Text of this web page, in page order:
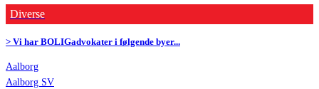
Diverse
> Vi har BOLIGadvokater i følgende byer...
Aalborg
Aalborg SV